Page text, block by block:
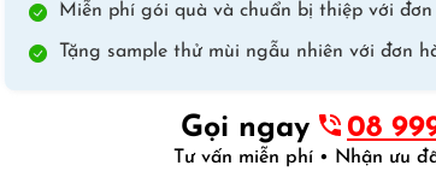
Miễn phí gói quà và chuẩn bị thiệp với
Tặng sample thử mùi ngẫu nhiên với đơn
Gọi ngay 08
Tư vấn miễn phí • Nhận ưu